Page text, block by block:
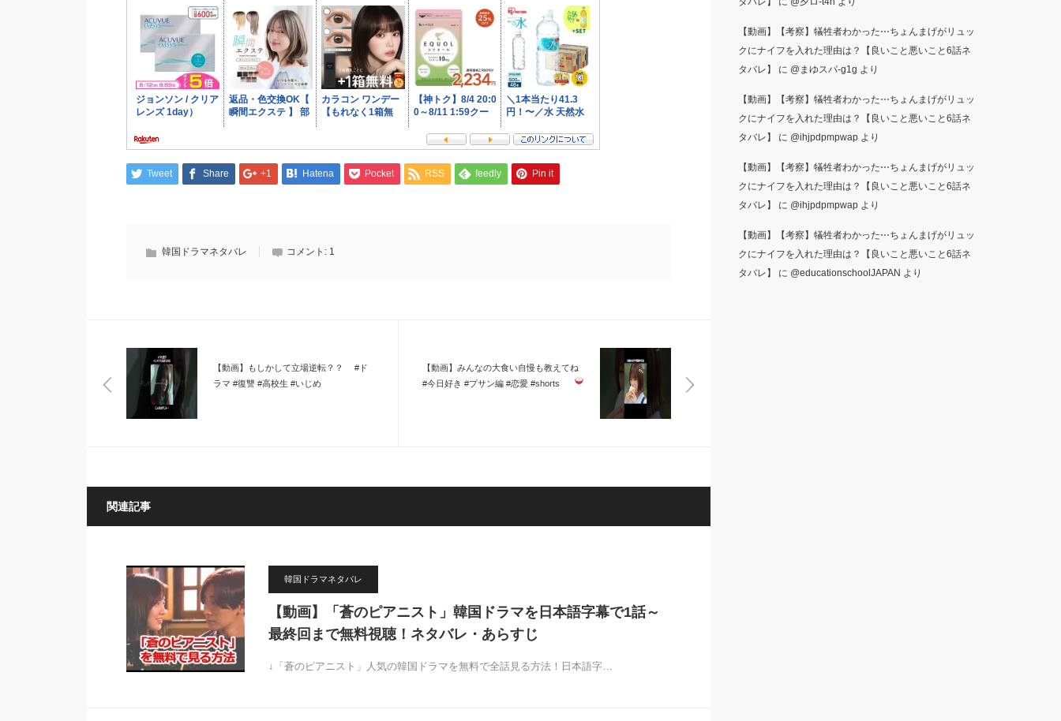
Tweet Share +1 Hatena Pocket RSS feedly Pin it
韓国ドラマネタバレ コメント: 1
【動画】もしかして立場逆転？？ #ド
ラマ #復讐 #高校生 #いじめ
【動画】みんなの大食い自慢も教えてね
#今日好き #プサン編 #恋愛 #shorts
関連記事
韓国ドラマネタバレ
【動画】「蒼のピアニスト」韓国ドラマを日本語字幕で1話～
最終回まで無料視聴！ネタバレ・あらすじ
↓「蒼のピアニスト」人気の韓国ドラマを無料で全話見る方法！日本語字…
【動画】【考察】犠牲者わかった⋯ちょんまげがリュッ
クにナイフを入れた理由は？【良いこと悪いこと6話ネ
タバレ】
に @まゆスパ-g1g より
【動画】【考察】犠牲者わかった⋯ちょんまげがリュッ
クにナイフを入れた理由は？【良いこと悪いこと6話ネ
タバレ】
に @ihjpdpmpwapより
【動画】【考察】犠牲者わかった⋯ちょんまげがリュッ
クにナイフを入れた理由は？【良いこと悪いこと6話ネ
タバレ】
に @ihjpdpmpwapより
【動画】【考察】犠牲者わかった⋯ちょんまげがリュッ
クにナイフを入れた理由は？【良いこと悪いこと6話ネ
タバレ】
に @educationschoolJAPAN より